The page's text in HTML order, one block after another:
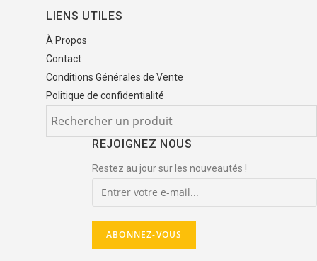
LIENS UTILES
À Propos
Contact
Conditions Générales de Vente
Politique de confidentialité
REJOIGNEZ NOUS
Restez au jour sur les nouveautés !